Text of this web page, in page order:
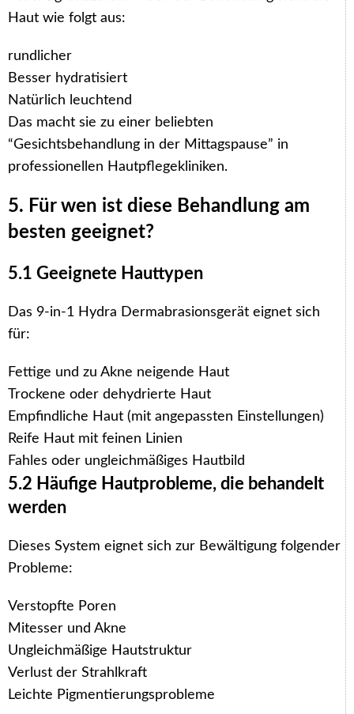
Haut wie folgt aus:
rundlicher
Besser hydratisiert
Natürlich leuchtend
Das macht sie zu einer beliebten
“Gesichtsbehandlung in der Mittagspause” in
professionellen Hautpflegekliniken.
5. Für wen ist diese Behandlung am
besten geeignet?
5.1 Geeignete Hauttypen
Das 9-in-1 Hydra Dermabrasionsgerät eignet sich
für:
Fettige und zu Akne neigende Haut
Trockene oder dehydrierte Haut
Empfindliche Haut (mit angepassten Einstellungen)
Reife Haut mit feinen Linien
Fahles oder ungleichmäßiges Hautbild
5.2 Häufige Hautprobleme, die behandelt
werden
Dieses System eignet sich zur Bewältigung folgender
Probleme:
Verstopfte Poren
Mitesser und Akne
Ungleichmäßige Hautstruktur
Verlust der Strahlkraft
Leichte Pigmentierungsprobleme